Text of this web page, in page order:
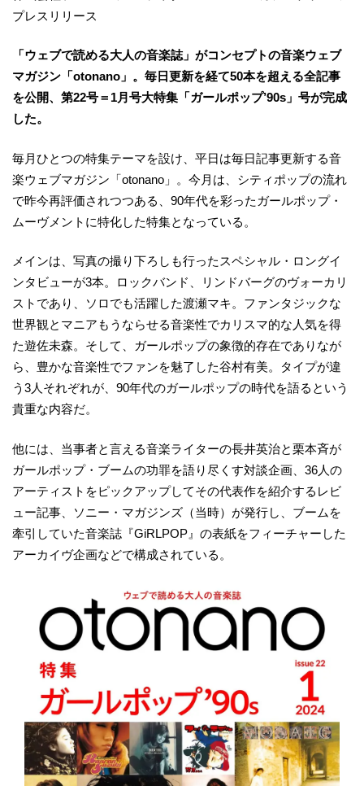
プレスリリース
「ウェブで読める大人の音楽誌」がコンセプトの音楽ウェブ
マガジン「otonano」。毎日更新を経て50本を超える全記事
を公開、第22号＝1月号大特集「ガールポップ’90s」号が完成
した。
毎月ひとつの特集テーマを設け、平日は毎日記事更新する音
楽ウェブマガジン「otonano」。今月は、シティポップの流れ
で昨今再評価されつつある、90年代を彩ったガールポップ・
ムーヴメントに特化した特集となっている。
メインは、写真の撮り下ろしも行ったスペシャル・ロングイ
ンタビューが3本。ロックバンド、リンドバーグのヴォーカリ
ストであり、ソロでも活躍した渡瀬マキ。ファンタジックな
世界観とマニアもうならせる音楽性でカリスマ的な人気を得
た遊佐未森。そして、ガールポップの象徴的存在でありなが
ら、豊かな音楽性でファンを魅了した谷村有美。タイプが違
う3人それぞれが、90年代のガールポップの時代を語るという
貴重な内容だ。
他には、当事者と言える音楽ライターの長井英治と栗本斉が
ガールポップ・ブームの功罪を語り尽くす対談企画、36人の
アーティストをピックアップしてその代表作を紹介するレビ
ュー記事、ソニー・マガジンズ（当時）が発行し、ブームを
牽引していた音楽誌『GiRLPOP』の表紙をフィーチャーした
アーカイヴ企画などで構成されている。